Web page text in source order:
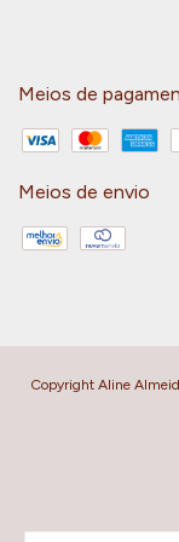
Meios de
Meios de envio
Copyright Aline